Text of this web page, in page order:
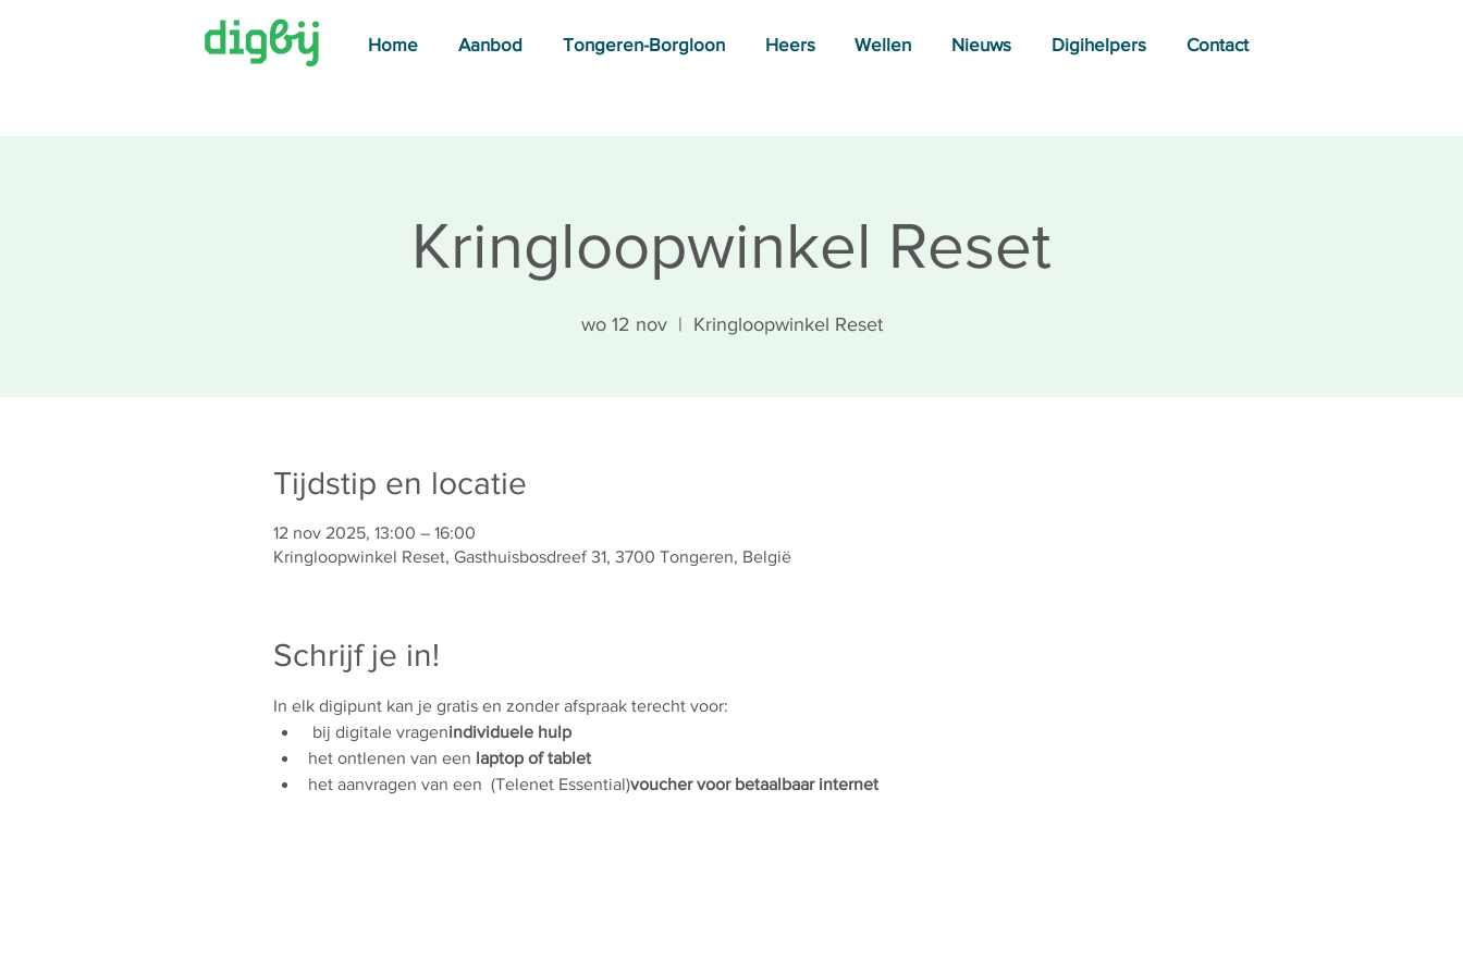
Home Aanbod Tongeren-Borgloon Heers Wellen Nieuws Digihelpers Contact
Kringloopwinkel Reset
wo 12 nov
  |
Kringloopwinkel Reset
Tijdstip en locatie
12 nov 2025, 13:00 – 16:00
Kringloopwinkel Reset, Gasthuisbosdreef 31, 3700 Tongeren, België
Schrijf je in!
In elk digipunt kan je gratis en zonder afspraak terecht voor:
bij digitale vragenindividuele hulp
het ontlenen van een laptop of tablet
het aanvragen van een (Telenet Essential)voucher voor betaalbaar internet